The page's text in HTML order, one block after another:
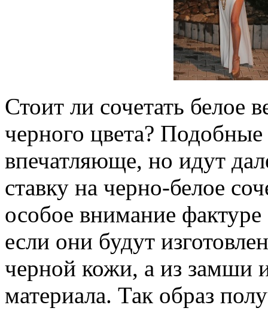
Стоит ли сочетать белое
черного цвета?
впечатляюще, но идут
ставку на черно-белое
особое внимание
если они будут
черной кожи, а из замши
материала. Так образ